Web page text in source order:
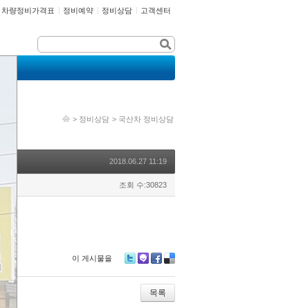
차량정비가격표 정비예약 정비상담 고객센터
> 정비상담 > 국산차 정비상담
2018.06.27 11:19
조회 수:30823
이 게시물을
y
bo
ok
ou
s
목록